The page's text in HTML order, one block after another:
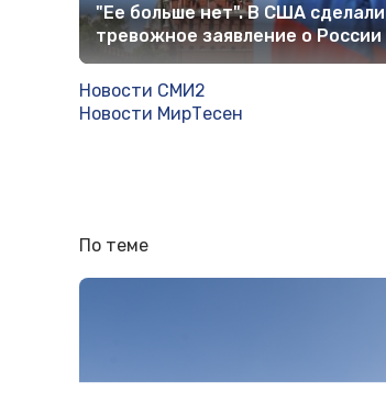
"Ее больше нет". В США сделали
тревожное заявление о России
Новости СМИ2
Новости МирТесен
По теме